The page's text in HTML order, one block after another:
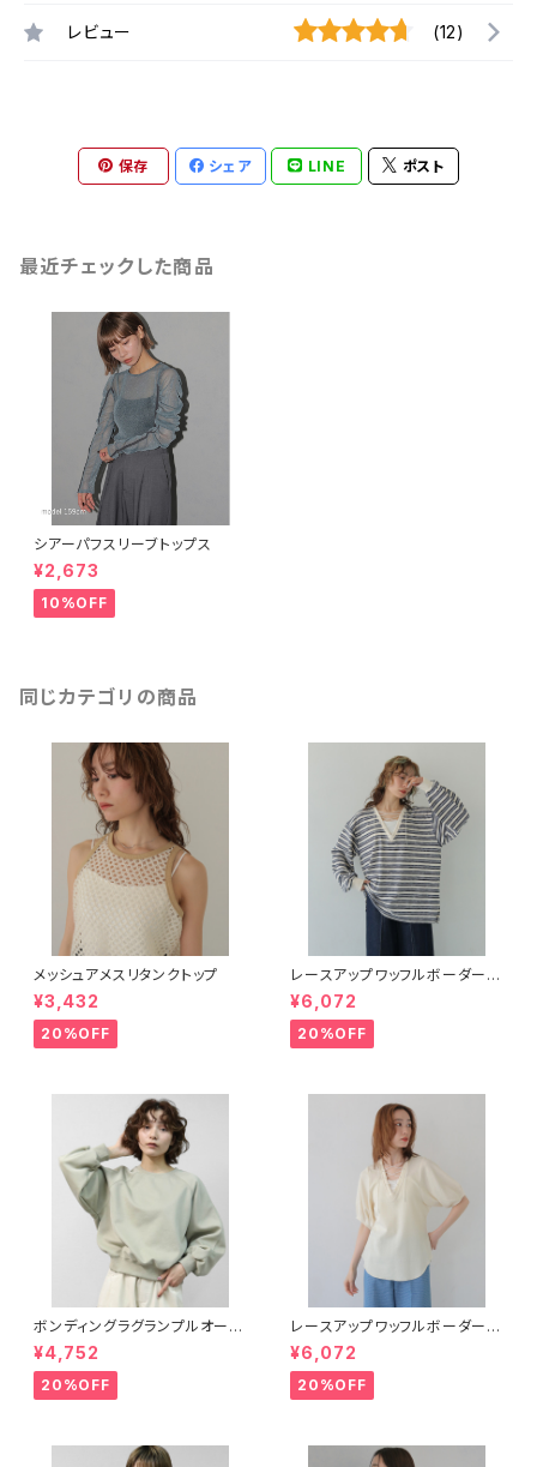
レビュー (12)
保存 シェア LINE ポスト
最近チェックした商品
シアーパフスリーブトップス
¥2,673
10%OFF
同じカテゴリの商品
メッシュアメスリタンクトップ
¥3,432
20%OFF
レースアップワッフルボーダート
ップス
¥6,072
20%OFF
ボンディングラグランプルオーバ
ー ライトグリーン
¥4,752
20%OFF
レースアップワッフルボーダー半
袖トップス
¥6,072
20%OFF